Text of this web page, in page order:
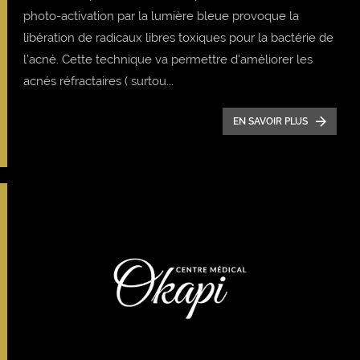
photo-activation par la lumière bleue provoque la
libération de radicaux libres toxiques pour la bactérie de
l’acné. Cette technique va permettre d'améliorer les
acnés réfractaires ( surtou...
EN SAVOIR PLUS